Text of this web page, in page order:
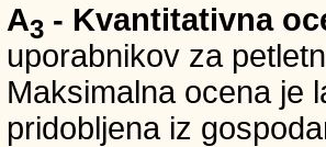
A3 - Kvantitativna
uporabnikov za
Maksimalna ocena je
pridobljena iz